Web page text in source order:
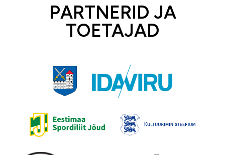
PARTNERID JA
TOETAJAD